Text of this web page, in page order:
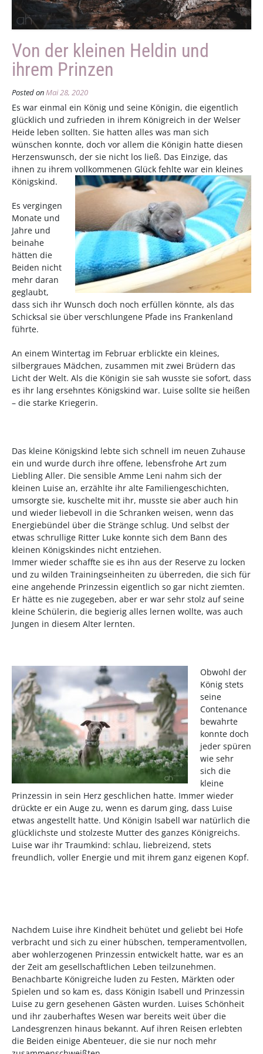
Von der kleinen Heldin und
ihrem Prinzen
Posted onMai 28, 2020
Es war einmal ein König und seine Königin, die eigentlich
glücklich und zufrieden in ihrem Königreich in der Welser
Heide leben sollten. Sie hatten alles was man sich
wünschen konnte, doch vor allem die Königin hatte diesen
Herzenswunsch, der sie nicht los ließ. Das Einzige, das
ihnen zu ihrem vollkommenen Glück fehlte war ein kleines
Königskind.
Es vergingen
Monate und
Jahre und
beinahe
hätten die
Beiden nicht
mehr daran
geglaubt,
dass sich ihr Wunsch doch noch erfüllen könnte, als das
Schicksal sie über verschlungene Pfade ins Frankenland
führte.
An einem Wintertag im Februar erblickte ein kleines,
silbergraues Mädchen, zusammen mit zwei Brüdern das
Licht der Welt. Als die Königin sie sah wusste sie sofort, dass
es ihr lang ersehntes Königskind war. Luise sollte sie heißen
– die starke Kriegerin.
Das kleine Königskind lebte sich schnell im neuen Zuhause
ein und wurde durch ihre offene, lebensfrohe Art zum
Liebling Aller. Die sensible Amme Leni nahm sich der
kleinen Luise an, erzählte ihr alte Familiengeschichten,
umsorgte sie, kuschelte mit ihr, musste sie aber auch hin
und wieder liebevoll in die Schranken weisen, wenn das
Energiebündel über die Stränge schlug. Und selbst der
etwas schrullige Ritter Luke konnte sich dem Bann des
kleinen Königskindes nicht entziehen.
Immer wieder schaffte sie es ihn aus der Reserve zu locken
und zu wilden Trainingseinheiten zu überreden, die sich für
eine angehende Prinzessin eigentlich so gar nicht ziemten.
Er hätte es nie zugegeben, aber er war sehr stolz auf seine
kleine Schülerin, die begierig alles lernen wollte, was auch
Jungen in diesem Alter lernten.
Obwohl der
König stets
seine
Contenance
bewahrte
konnte doch
jeder spüren
wie sehr
sich die
kleine
Prinzessin in sein Herz geschlichen hatte. Immer wieder
drückte er ein Auge zu, wenn es darum ging, dass Luise
etwas angestellt hatte. Und Königin Isabell war natürlich die
glücklichste und stolzeste Mutter des ganzes Königreichs.
Luise war ihr Traumkind: schlau, liebreizend, stets
freundlich, voller Energie und mit ihrem ganz eigenen Kopf.
Nachdem Luise ihre Kindheit behütet und geliebt bei Hofe
verbracht und sich zu einer hübschen, temperamentvollen,
aber wohlerzogenen Prinzessin entwickelt hatte, war es an
der Zeit am gesellschaftlichen Leben teilzunehmen.
Benachbarte Königreiche luden zu Festen, Märkten oder
Spielen und so kam es, dass Königin Isabell und Prinzessin
Luise zu gern gesehenen Gästen wurden. Luises Schönheit
und ihr zauberhaftes Wesen war bereits weit über die
Landesgrenzen hinaus bekannt. Auf ihren Reisen erlebten
die Beiden einige Abenteuer, die sie nur noch mehr